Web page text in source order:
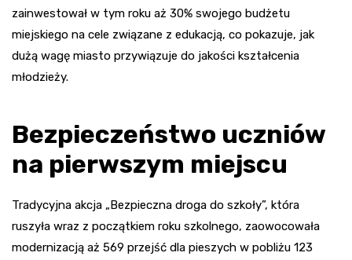
zainwestował w tym roku aż 30% swojego budżetu
miejskiego na cele związane z edukacją, co pokazuje, jak
dużą wagę miasto przywiązuje do jakości kształcenia
młodzieży.
Bezpieczeństwo uczniów
na pierwszym miejscu
Tradycyjna akcja „Bezpieczna droga do szkoły”, która
ruszyła wraz z początkiem roku szkolnego, zaowocowała
modernizacją aż 569 przejść dla pieszych w pobliżu 123